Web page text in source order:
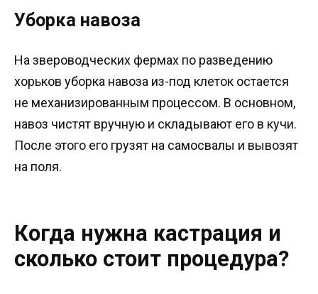
Уборка навоза
На звероводческих фермах по разведению
хорьков уборка навоза из-под клеток остается
не механизированным процессом. В основном,
навоз чистят вручную и складывают его в кучи.
После этого его грузят на самосвалы и вывозят
на поля.
Когда нужна кастрация и
сколько стоит процедура?